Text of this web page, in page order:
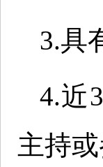
3.具
4.近
主持